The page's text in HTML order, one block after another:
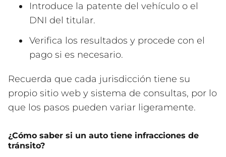
Introduce la patente del vehículo o el
DNI del titular.
Verifica los resultados y procede con el
pago si es necesario.
Recuerda que cada jurisdicción tiene su
propio sitio web y sistema de consultas, por lo
que los pasos pueden variar ligeramente.
¿Cómo saber si un auto tiene infracciones de
tránsito?